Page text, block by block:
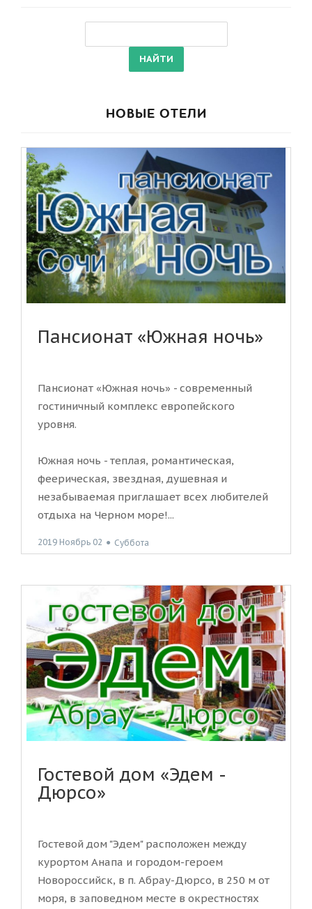
НОВЫЕ ОТЕЛИ
Пансионат «Южная ночь»
Пансионат «Южная ночь» - современный
гостиничный комплекс европейского
уровня.
Южная ночь - теплая, романтическая,
феерическая, звездная, душевная и
незабываемая приглашает всех любителей
отдыха на Черном море!...
2019 Ноябрь 02 ● Суббота
Гостевой дом «Эдем -
Дюрсо»
Гостевой дом "Эдем" расположен между
курортом Анапа и городом-героем
Новороссийск, в п. Абрау-Дюрсо, в 250 м от
моря, в заповедном месте в окрестностях